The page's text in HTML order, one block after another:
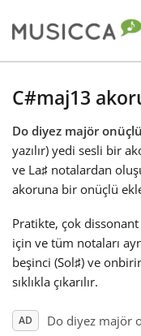
Български
Dansk
Deutsch
C#maj13
Do diyez majör
yazılır) yedi sesli bir
ve La♯ notalardan
akoruna bir onüçlü
Pratikte, çok
için ve tüm notaları
beşinci (Sol♯) ve
sıklıkla çıkarılır.
AD Do diyez majör